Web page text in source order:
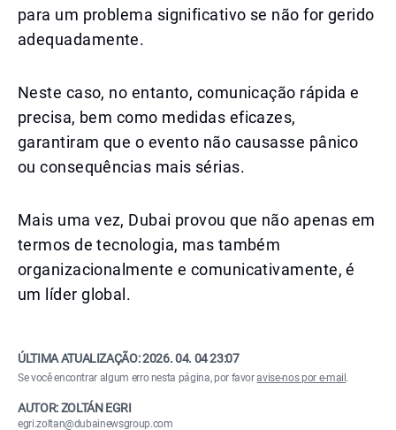
para um problema significativo se não for gerido
adequadamente.
Neste caso, no entanto, comunicação rápida e
precisa, bem como medidas eficazes,
garantiram que o evento não causasse pânico
ou consequências mais sérias.
Mais uma vez, Dubai provou que não apenas em
termos de tecnologia, mas também
organizacionalmente e comunicativamente, é
um líder global.
ÚLTIMA ATUALIZAÇÃO:2026. 04. 04 23:07
Se você encontrar algum erro nesta página, por favoravise-nos por e-mail .
AUTOR: ZOLTÁN EGRI
egri.zoltan@dubainewsgroup.com